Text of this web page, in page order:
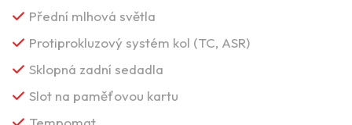
Přední mlhová světla
Protiprokluzový systém kol (TC, ASR)
Sklopná zadní sedadla
Slot na paměťovou kartu